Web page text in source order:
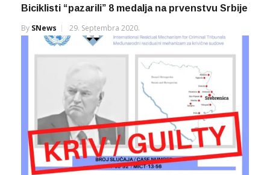
Biciklisti “pazarili” 8 medalja na prvenstvu Srbije
By SNews 29. Septembra 2020.